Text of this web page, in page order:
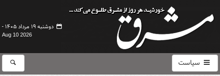
دوشنبه ۱۹ مرداد ۱۴۰۵ -
Aug 10 2026
سیاست